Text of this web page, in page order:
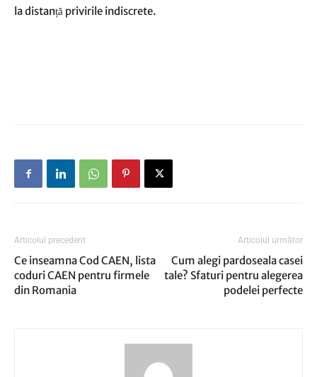
la distanță privirile indiscrete.
Articolul precedent
Ce inseamna Cod CAEN, lista
coduri CAEN pentru firmele
din Romania
Articolul următor
Cum alegi pardoseala casei
tale? Sfaturi pentru alegerea
podelei perfecte